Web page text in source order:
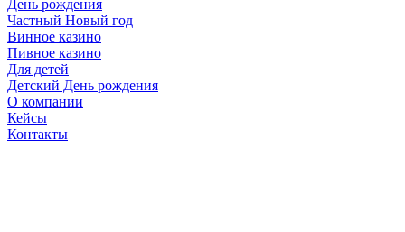
День рождения
Частный Новый год
Винное казино
Пивное казино
Для детей
Детский День рождения
О компании
Кейсы
Контакты